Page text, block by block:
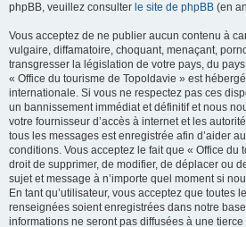
phpBB, veuillez consulter le site de phpBB (en
Vous acceptez de ne publier aucun contenu à
vulgaire, diffamatoire, choquant, menaçant,
transgresser la législation de votre pays, du
« Office du tourisme de Topoldavie » est
internationale. Si vous ne respectez pas ces
un bannissement immédiat et définitif et nous
votre fournisseur d’accès à internet et les
tous les messages est enregistrée afin d’aider
conditions. Vous acceptez le fait que « Office du
droit de supprimer, de modifier, de déplacer ou
sujet et message à n’importe quel moment si
En tant qu’utilisateur, vous acceptez que toutes
renseignées soient enregistrées dans notre
informations ne seront pas diffusées à une tierce